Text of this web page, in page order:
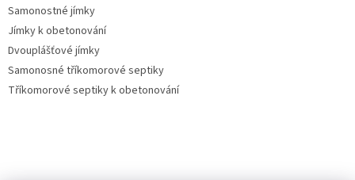
Samonostné jímky
Jímky k obetonování
Dvouplášťové jímky
Samonosné tříkomorové septiky
Tříkomorové septiky k obetonování